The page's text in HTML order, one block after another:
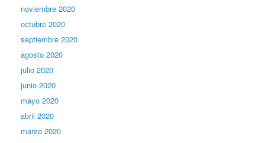
noviembre 2020
octubre 2020
septiembre 2020
agosto 2020
julio 2020
junio 2020
mayo 2020
abril 2020
marzo 2020